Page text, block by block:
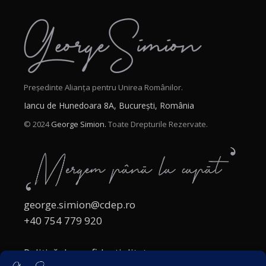
Președinte Alianța pentru Unirea Românilor.
Iancu de Hunedoara 8A, București, România
© 2024George Simion. Toate Drepturile Rezervate.
george.simion@cdep.ro
+40 754 779 920
Politică de confidențialitate